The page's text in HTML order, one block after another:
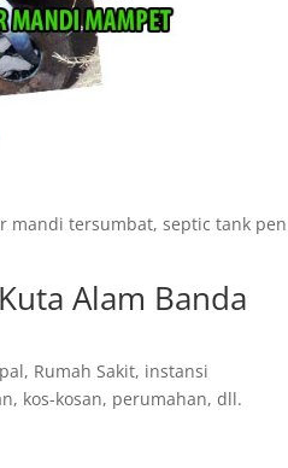
mandi tersumbat, septic tank
Alam Banda
Rumah Sakit, instansi
kos-kosan, perumahan, dll.